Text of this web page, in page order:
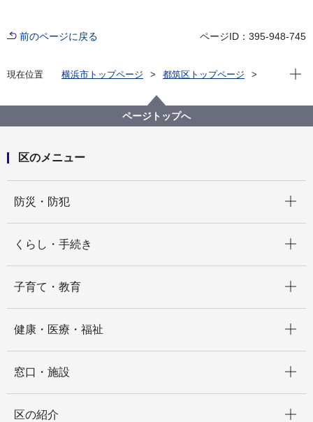
前のページに戻る ページID：395-948-745
現在位置 横浜市トップページ
都筑区トップページ
都筑区総合庁舎におけるネーミングライツ事業につい
現在
ページトップへ
区のメニュー
防災・防犯
くらし・手続き
子育て・教育
健康・医療・福祉
窓口・施設
区の紹介